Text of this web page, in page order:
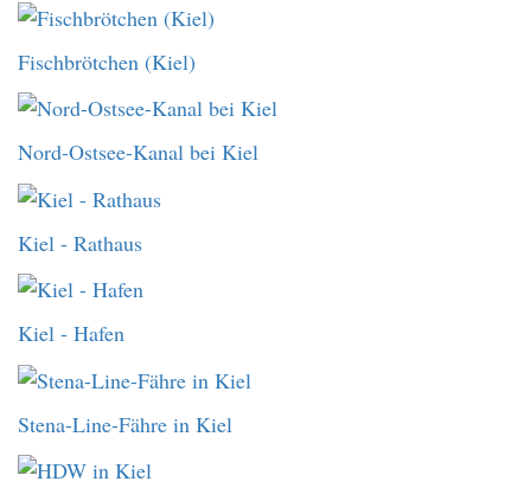
Fischbrötchen (Kiel)
Nord-Ostsee-Kanal bei Kiel
Kiel - Rathaus
Kiel - Hafen
Stena-Line-Fähre in Kiel